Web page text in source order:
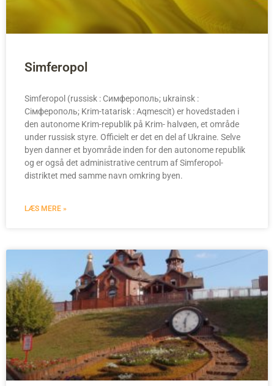
Simferopol
Simferopol (russisk : Симферополь; ukrainsk :
Сімферополь; Krim-tatarisk : Aqmescit) er hovedstaden i
den autonome Krim-republik på Krim- halvøen, et område
under russisk styre. Officielt er det en del af Ukraine. Selve
byen danner et byområde inden for den autonome republik
og er også det administrative centrum af Simferopol-
distriktet med samme navn omkring byen.
LÆS MERE »